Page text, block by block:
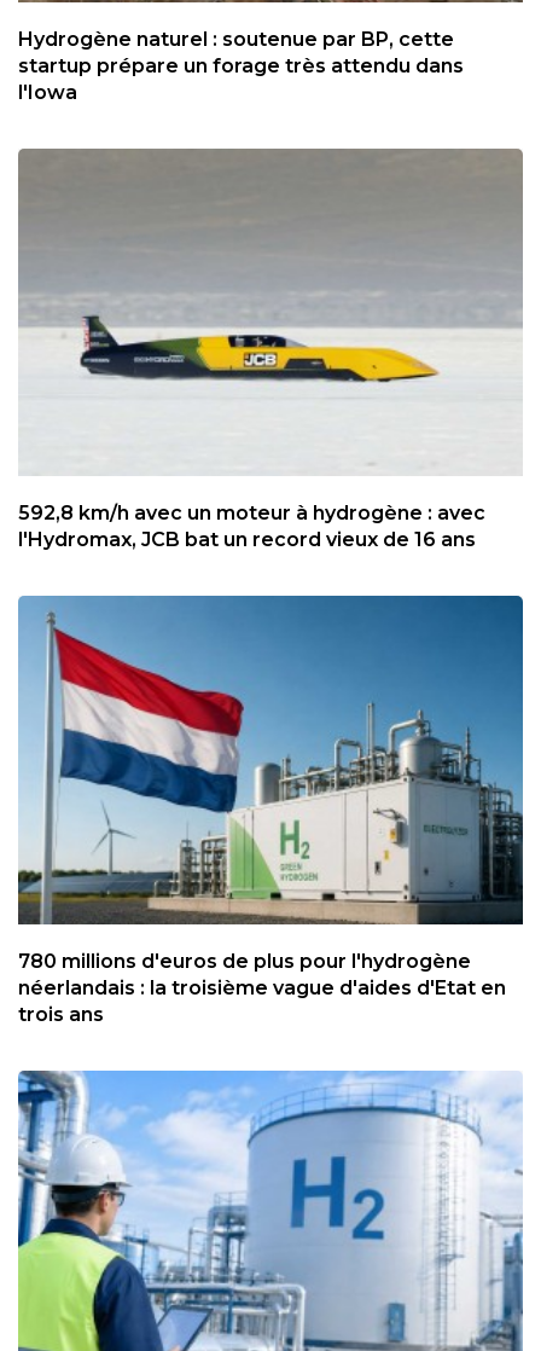
Hydrogène naturel : soutenue par BP, cette
startup prépare un forage très attendu dans
l'Iowa
592,8 km/h avec un moteur à hydrogène : avec
l'Hydromax, JCB bat un record vieux de 16 ans
780 millions d'euros de plus pour l'hydrogène
néerlandais : la troisième vague d'aides d'Etat en
trois ans